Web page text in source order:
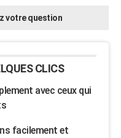
votre question
CLICS
avec ceux qui
facilement et